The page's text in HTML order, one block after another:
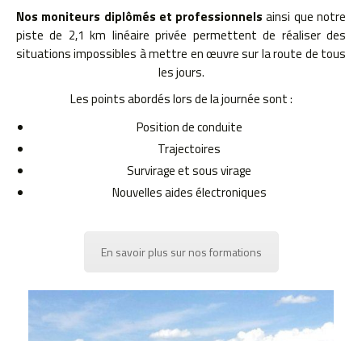
Nos moniteurs diplômés et professionnels ainsi que notre
piste de 2,1 km linéaire privée permettent de réaliser des
situations impossibles à mettre en œuvre sur la route de tous
les jours.
Les points abordés lors de la journée sont :
Position de conduite
Trajectoires
Survirage et sous virage
Nouvelles aides électroniques
En savoir plus sur nos formations